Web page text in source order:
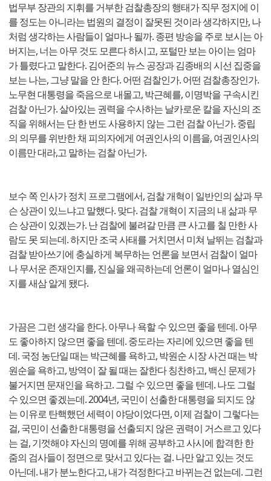
법무부 장관의 지휘를 거부한 검찰총장의 행태가 직무 정지에 이
를 정도는 아니라는 법원의 결정이 잘못된 것이라 생각하지만, 나
처럼 생각하는 사람들이 얼마나 될까. 종편 방송을 주로 보시는 아
버지는, 너는 아무 것도 모른다 하시고, 포털만 보는 아이는 엄마
가 틀렸다고 말한다. 김어준의 뉴스 공장과 김종배의 시선 집중을
보는 나는, 그냥 말을 안 한다. 어떤 검찰인가. 어떤 검찰총장인가.
노무현 대통령을 죽음으로 내몰고, 박근혜를, 이명박을 구속시킨
검찰 아닌가. 살아있는 권력을 수사하는 날카로운 칼을 자신의 조
직을 위해서는 단 한 번도 사용하지 않는 그런 검찰 아닌가. 중립
의 의무를 위반한 채 피의자에게 여권인사의 이름을, 여권인사의
이름만 대라,고 말하는 검찰 아닌가.
보수 쪽 인사가 정치 프로그램에서, 검찰 개혁이 일반인의 삶과 무
슨 상관이 있느냐고 말했다. 맞다. 검찰 개혁이 지금의 내 삶과 무
슨 상관이 있겠는가. 난 검찰에 불려갈 만큼 큰 사고를 칠 만한 사
람도 못 되는데. 하지만 조국 사태를 거치면서 미쳐 날뛰는 검찰과
검찰 받아쓰기에 충실하게 복무하는 언론을 보면서 검찰이 얼마
나 무서운 존재인지를, 진실을 왜곡하는데 언론이 얼마나 열심인
지를 새삼 알게 됐다.
가끔은 그런 생각을 한다. 아무나 욕할 수 있으면 좋을 텐데. 아무
도 좋아하지 않으면 좋을 텐데. 중도라는 자리에 있으면 좋을 텐
데. 국정 농단일 때는 박근혜를 욕하고, 박원순 시장 사건 때는 박
원순을 욕하고, 방역이 잘 될 때는 잘한다 칭찬하고, 백신 문제가
불거지면 문재인을 욕하고. 그럴 수 있으면 좋을 텐데. 나도 그럴
수 있으면 좋겠는데. 2004년, 국민이 선출한 대통령을 되지도 않
는 이유로 탄핵했던 세력이 야당이었다면, 이제 검찰이 그렇다는
걸, 국민이 선출한 대통령을 선출되지 않은 권력이 거스르고 있다
는 걸, 기껏해야 자신의 명예를 위해 공부하고 사시에 합격한 한
줌의 검사들이 정면으로 맞서고 있다는 걸. 나만 알고 있는 것도
아닌데. 내가 분노한다고, 내가 걱정한다고 바뀌는건 없는데. 그런